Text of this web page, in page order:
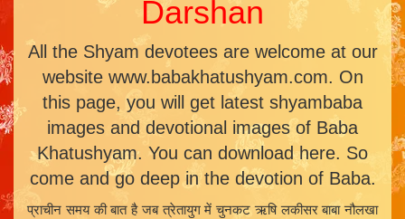
Darshan
All the Shyam devotees are welcome at our
website www.babakhatushyam.com. On
this page, you will get latest shyambaba
images and devotional images of Baba
Khatushyam. You can download here. So
come and go deep in the devotion of Baba.
प्राचीन समय की बात है जब त्रेतायुग में चुनकट ऋषि लकीसर बाबा नौलखा